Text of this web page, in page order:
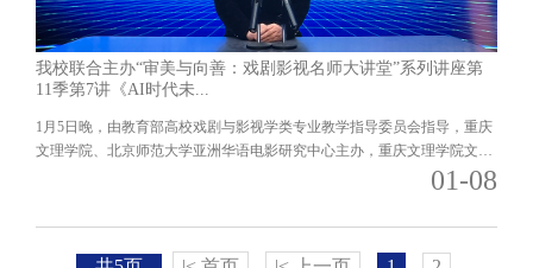
我校联合主办“审美与向善：戏剧影视名师大讲堂”系列讲座第
11季第7讲《AI时代未...
1月5日晚，由教育部高校戏剧与影视学类专业教学指导委员会指导，重庆
文理学院、北京师范大学亚洲华语电影研究中心主办，重庆文理学院文化
01-08